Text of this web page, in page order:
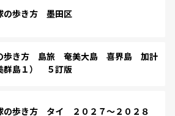
の歩き方 墨田区
歩き方 島旅 奄美大島 喜界島 加計
群島１） ５訂版
の歩き方 タイ ２０２７～２０２８